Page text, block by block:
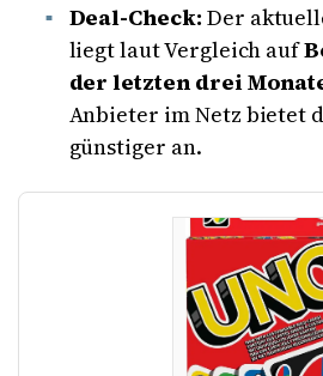
Deal-Check: Der
liegt laut Vergleich auf
der letzten drei
Anbieter im Netz bietet
günstiger an.